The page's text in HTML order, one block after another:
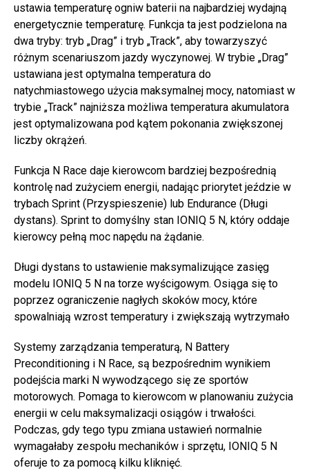
ustawia temperaturę ogniw baterii na najbardziej wydajną
energetycznie temperaturę. Funkcja ta jest podzielona na
dwa tryby: tryb „Drag” i tryb „Track”, aby towarzyszyć
różnym scenariuszom jazdy wyczynowej. W trybie „Drag”
ustawiana jest optymalna temperatura do
natychmiastowego użycia maksymalnej mocy, natomiast w
trybie „Track” najniższa możliwa temperatura akumulatora
jest optymalizowana pod kątem pokonania zwiększonej
liczby okrążeń.
Funkcja N Race daje kierowcom bardziej bezpośrednią
kontrolę nad zużyciem energii, nadając priorytet jeździe w
trybach Sprint (Przyspieszenie) lub Endurance (Długi
dystans). Sprint to domyślny stan IONIQ 5 N, który oddaje
kierowcy pełną moc napędu na żądanie.
Długi dystans to ustawienie maksymalizujące zasięg
modelu IONIQ 5 N na torze wyścigowym. Osiąga się to
poprzez ograniczenie nagłych skoków mocy, które
spowalniają wzrost temperatury i zwiększają wytrzymało
Systemy zarządzania temperaturą, N Battery
Preconditioning i N Race, są bezpośrednim wynikiem
podejścia marki N wywodzącego się ze sportów
motorowych. Pomaga to kierowcom w planowaniu zużycia
energii w celu maksymalizacji osiągów i trwałości.
Podczas, gdy tego typu zmiana ustawień normalnie
wymagałaby zespołu mechaników i sprzętu, IONIQ 5 N
oferuje to za pomocą kilku kliknięć.